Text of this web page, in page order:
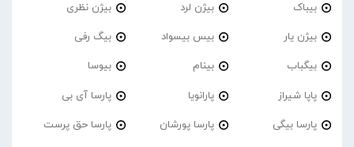
بیباک بیژن لرد بیژن نظری
بیژن یار بیس بیسواد بیگ رفی
بیگباب بینام بیوسا
پاپا شیراز پارانویا پارسا آی بی
پارسا بیگی پارسا پورشان پارسا حق پرست